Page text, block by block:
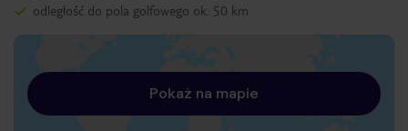
odległość do pola golfowego ok. 50 km
Pokaż na mapie